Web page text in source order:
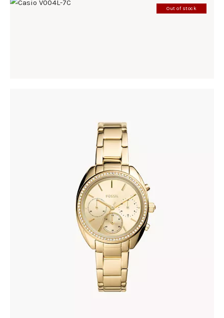
Out of stock
FOSSIL BQ3658
335.00 KM